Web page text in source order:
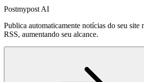
Postmypost AI
Publica automaticamente notícias do seu site
RSS, aumentando seu alcance.